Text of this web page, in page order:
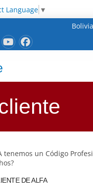
Language ▼
Bolivia
tenemos un Código
DE ALFA